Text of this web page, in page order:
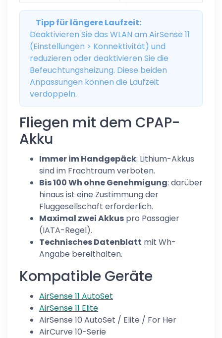
Tipp für längere Laufzeit:
Deaktivieren Sie das WLAN am AirSense 11
(Einstellungen > Konnektivität) und
reduzieren oder deaktivieren Sie die
Befeuchtungsheizung. Diese beiden
Anpassungen können die Laufzeit
verdoppeln.
Fliegen mit dem CPAP-
Akku
Immer im Handgepäck: Lithium-Akkus
sind im Frachtraum verboten.
Bis 100 Wh ohne Genehmigung: darüber
hinaus ist eine Zustimmung der
Fluggesellschaft erforderlich.
Maximal zwei Akkus pro Passagier
(IATA-Regel).
Technisches Datenblatt mit Wh-
Angabe bereithalten.
Kompatible Geräte
AirSense 11 AutoSet
AirSense 11 Elite
AirSense 10 AutoSet / Elite / For Her
AirCurve 10-Serie